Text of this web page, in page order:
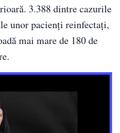
3.388 dintre cazurile
unor pacienți reinfectați,
mai mare de 180 de